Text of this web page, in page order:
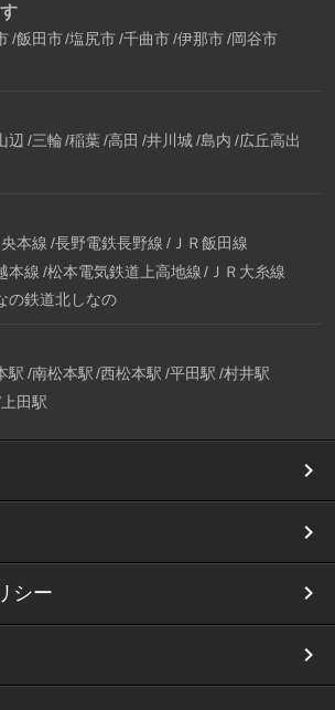
飯田市 塩尻市 千曲市 伊那市 岡谷市
辺 三輪 稲葉 高田 井川城 島内 広丘高出
本線 長野電鉄長野線 ＪＲ飯田線
本線 松本電気鉄道上高地線
ＪＲ大糸線
の鉄道北しなの
駅 南松本駅 西松本駅 平田駅 村井駅
上田駅
シー